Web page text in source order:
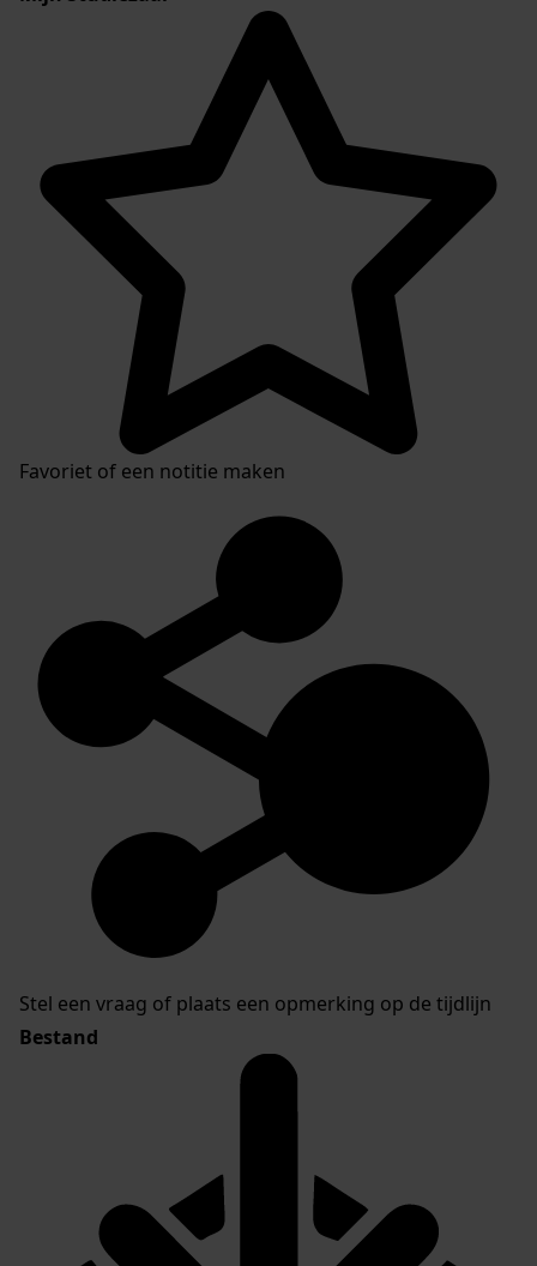
Favoriet of een notitie maken
Stel een vraag of plaats een opmerking op de tijdlijn
Bestand